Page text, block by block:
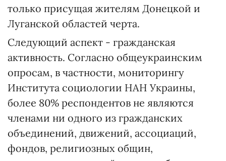
только присущая жителям Донецкой и
Луганской областей черта.
Следующий аспект - гражданская
активность. Согласно общеукраинским
опросам, в частности, мониторингу
Института социологии НАН Украины,
более 80% респондентов не являются
членами ни одного из гражданских
объединений, движений, ассоциаций,
фондов, религиозных общин,